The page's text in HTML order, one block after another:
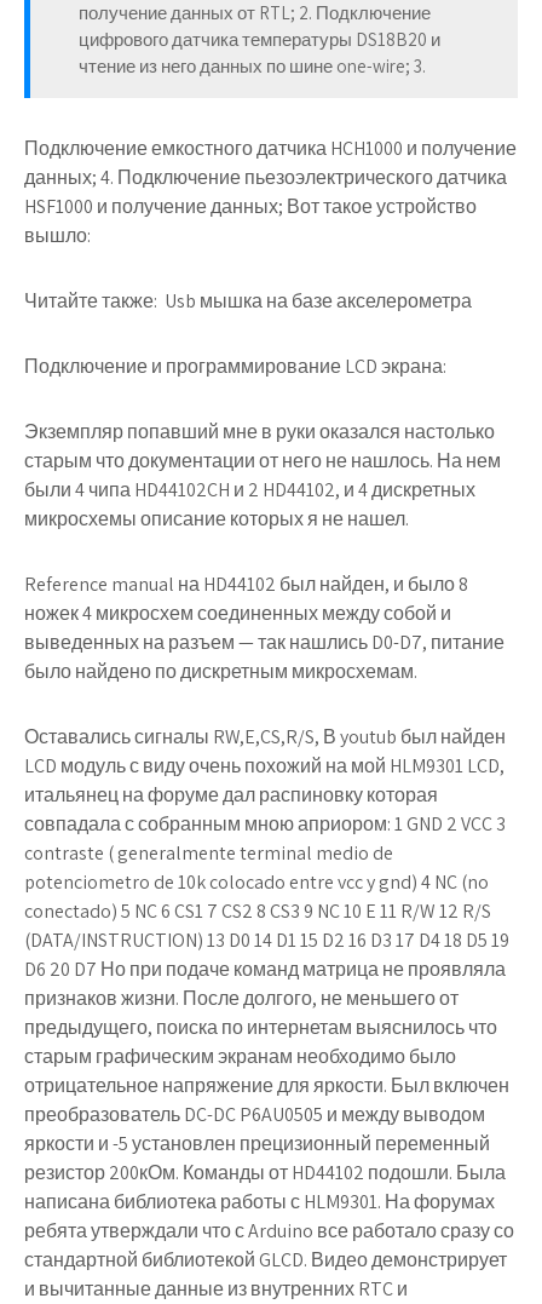
получение данных от RTL; 2. Подключение
цифрового датчика температуры DS18B20 и
чтение из него данных по шине one-wire; 3.
Подключение емкостного датчика HCH1000 и получение
данных; 4. Подключение пьезоэлектрического датчика
HSF1000 и получение данных; Вот такое устройство
вышло:
Читайте также: Usb мышка на базе акселерометра
Подключение и программирование LCD экрана:
Экземпляр попавший мне в руки оказался настолько
старым что документации от него не нашлось. На нем
были 4 чипа HD44102CH и 2 HD44102, и 4 дискретных
микросхемы описание которых я не нашел.
Reference manual на HD44102 был найден, и было 8
ножек 4 микросхем соединенных между собой и
выведенных на разъем — так нашлись D0-D7, питание
было найдено по дискретным микросхемам.
Оставались сигналы RW,E,CS,R/S, В youtub был найден
LCD модуль с виду очень похожий на мой HLM9301 LCD,
итальянец на форуме дал распиновку которая
совпадала с собранным мною априором: 1 GND 2 VCC 3
contraste ( generalmente terminal medio de
potenciometro de 10k colocado entre vcc y gnd) 4 NC (no
conectado) 5 NC 6 CS1 7 CS2 8 CS3 9 NC 10 E 11 R/W 12 R/S
(DATA/INSTRUCTION) 13 D0 14 D1 15 D2 16 D3 17 D4 18 D5 19
D6 20 D7 Но при подаче команд матрица не проявляла
признаков жизни. После долгого, не меньшего от
предыдущего, поиска по интернетам выяснилось что
старым графическим экранам необходимо было
отрицательное напряжение для яркости. Был включен
преобразователь DC-DC P6AU0505 и между выводом
яркости и -5 установлен прецизионный переменный
резистор 200кОм. Команды от HD44102 подошли. Была
написана библиотека работы с HLM9301. На форумах
ребята утверждали что с Arduino все работало сразу со
стандартной библиотекой GLCD. Видео демонстрирует
и вычитанные данные из внутренних RTC и